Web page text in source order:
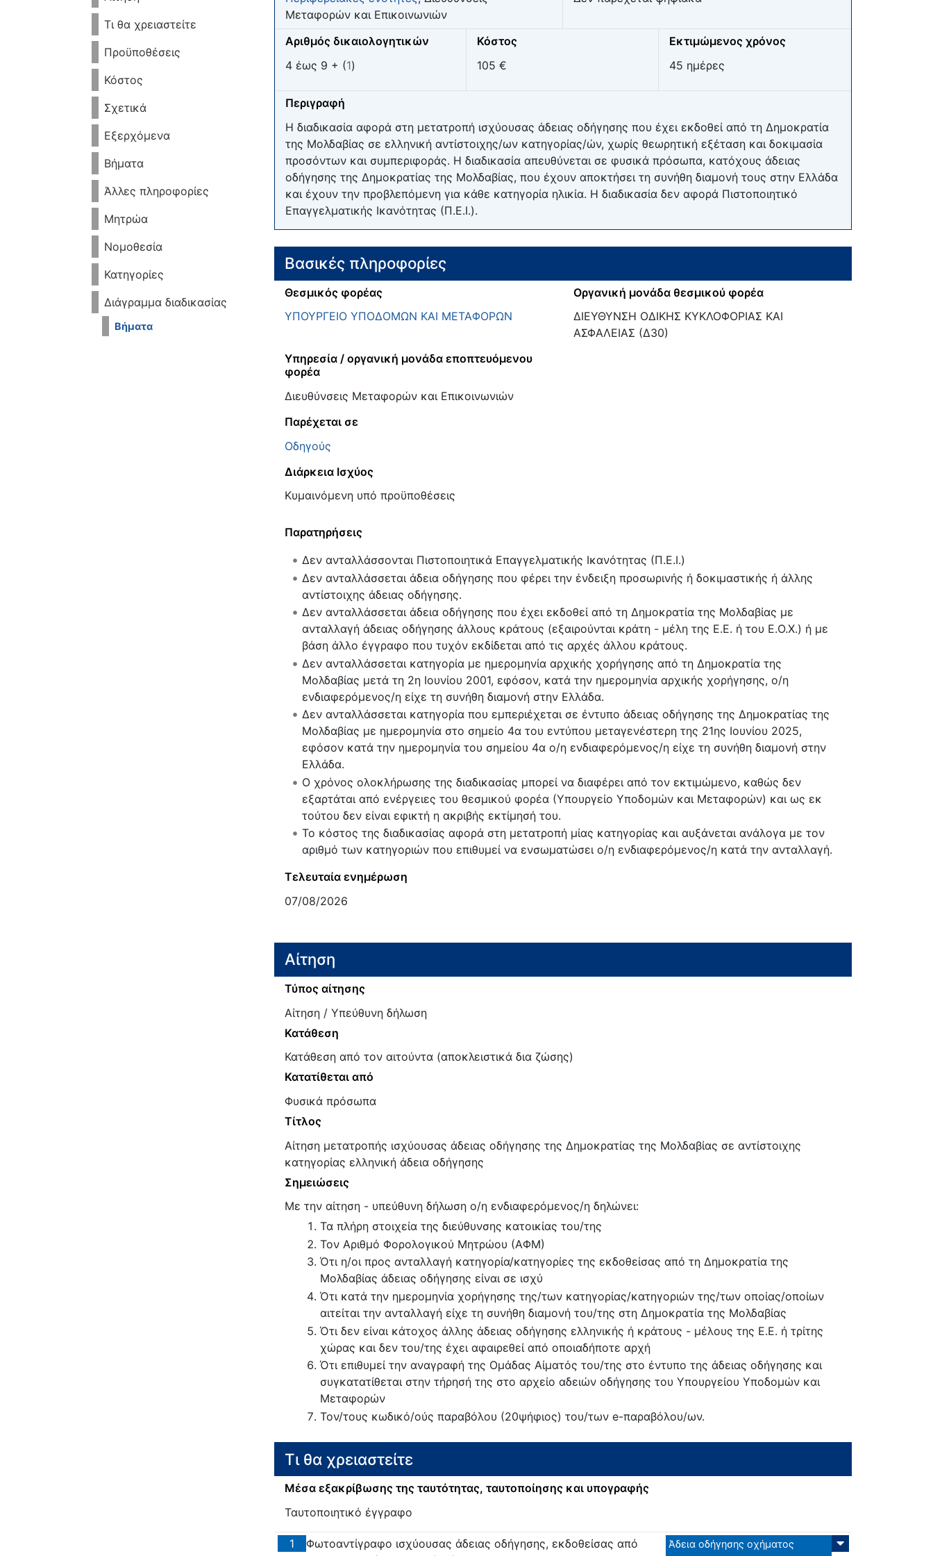
Τι θα χρειαστείτε
Προϋποθέσεις
Κόστος
Σχετικά
Εξερχόμενα
Βήματα
Άλλες πληροφορίες
Μητρώα
Νομοθεσία
Κατηγορίες
Διάγραμμα διαδικασίας
Βήματα
Μεταφορών και Επικοινωνιών
Αριθμός δικαιολογητικών
4 έως 9 + (1)
Κόστος
105 €
Εκτιμώμενος χρόνος
45 ημέρες
Περιγραφή
Η διαδικασία αφορά στη μετατροπή ισχύουσας άδειας οδήγησης που έχει εκδοθεί από τη Δημοκρατία
της Μολδαβίας σε ελληνική αντίστοιχης/ων κατηγορίας/ών, χωρίς θεωρητική εξέταση και δοκιμασία
προσόντων και συμπεριφοράς. Η διαδικασία απευθύνεται σε φυσικά πρόσωπα, κατόχους άδειας
οδήγησης της Δημοκρατίας της Μολδαβίας, που έχουν αποκτήσει τη συνήθη διαμονή τους στην Ελλάδα
και έχουν την προβλεπόμενη για κάθε κατηγορία ηλικία. Η διαδικασία δεν αφορά Πιστοποιητικό
Επαγγελματικής Ικανότητας (Π.Ε.Ι.).
Βασικές πληροφορίες
Θεσμικός φορέας
ΥΠΟΥΡΓΕΙΟ ΥΠΟΔΟΜΩΝ ΚΑΙ ΜΕΤΑΦΟΡΩΝ
Οργανική μονάδα θεσμικού φορέα
ΔΙΕΥΘΥΝΣΗ ΟΔΙΚΗΣ ΚΥΚΛΟΦΟΡΙΑΣ ΚΑΙ
ΑΣΦΑΛΕΙΑΣ (Δ30)
Υπηρεσία / οργανική μονάδα εποπτευόμενου
φορέα
Διευθύνσεις Μεταφορών και Επικοινωνιών
Παρέχεται σε
Οδηγούς
Διάρκεια Ισχύος
Κυμαινόμενη υπό προϋποθέσεις
Παρατηρήσεις
Δεν ανταλλάσσονται Πιστοποιητικά Επαγγελματικής Ικανότητας (Π.Ε.Ι.)
Δεν ανταλλάσσεται άδεια οδήγησης που φέρει την ένδειξη προσωρινής ή δοκιμαστικής ή άλλης
αντίστοιχης άδειας οδήγησης.
Δεν ανταλλάσσεται άδεια οδήγησης που έχει εκδοθεί από τη Δημοκρατία της Μολδαβίας με
ανταλλαγή άδειας οδήγησης άλλους κράτους (εξαιρούνται κράτη - μέλη της Ε.Ε. ή του Ε.Ο.Χ.) ή με
βάση άλλο έγγραφο που τυχόν εκδίδεται από τις αρχές άλλου κράτους.
Δεν ανταλλάσσεται κατηγορία με ημερομηνία αρχικής χορήγησης από τη Δημοκρατία της
Μολδαβίας μετά τη 2η Ιουνίου 2001, εφόσον, κατά την ημερομηνία αρχικής χορήγησης, ο/η
ενδιαφερόμενος/η είχε τη συνήθη διαμονή στην Ελλάδα.
Δεν ανταλλάσσεται κατηγορία που εμπεριέχεται σε έντυπο άδειας οδήγησης της Δημοκρατίας της
Μολδαβίας με ημερομηνία στο σημείο 4α του εντύπου μεταγενέστερη της 21ης Ιουνίου 2025,
εφόσον κατά την ημερομηνία του σημείου 4α ο/η ενδιαφερόμενος/η είχε τη συνήθη διαμονή στην
Ελλάδα.
Ο χρόνος ολοκλήρωσης της διαδικασίας μπορεί να διαφέρει από τον εκτιμώμενο, καθώς δεν
εξαρτάται από ενέργειες του θεσμικού φορέα (Υπουργείο Υποδομών και Μεταφορών) και ως εκ
τούτου δεν είναι εφικτή η ακριβής εκτίμησή του.
Το κόστος της διαδικασίας αφορά στη μετατροπή μίας κατηγορίας και αυξάνεται ανάλογα με τον
αριθμό των κατηγοριών που επιθυμεί να ενσωματώσει ο/η ενδιαφερόμενος/η κατά την ανταλλαγή.
Τελευταία ενημέρωση
07/08/2026
Αίτηση
Τύπος αίτησης
Αίτηση / Υπεύθυνη δήλωση
Κατάθεση
Κατάθεση από τον αιτούντα (αποκλειστικά δια ζώσης)
Κατατίθεται από
Φυσικά πρόσωπα
Τίτλος
Αίτηση μετατροπής ισχύουσας άδειας οδήγησης της Δημοκρατίας της Μολδαβίας σε αντίστοιχης
κατηγορίας ελληνική άδεια οδήγησης
Σημειώσεις
Με την αίτηση - υπεύθυνη δήλωση ο/η ενδιαφερόμενος/η δηλώνει:
Τα πλήρη στοιχεία της διεύθυνσης κατοικίας του/της
Τον Αριθμό Φορολογικού Μητρώου (ΑΦΜ)
Ότι η/οι προς ανταλλαγή κατηγορία/κατηγορίες της εκδοθείσας από τη Δημοκρατία της
Μολδαβίας άδειας οδήγησης είναι σε ισχύ
Ότι κατά την ημερομηνία χορήγησης της/των κατηγορίας/κατηγοριών της/των οποίας/οποίων
αιτείται την ανταλλαγή είχε τη συνήθη διαμονή του/της στη Δημοκρατία της Μολδαβίας
Ότι δεν είναι κάτοχος άλλης άδειας οδήγησης ελληνικής ή κράτους - μέλους της Ε.Ε. ή τρίτης
χώρας και δεν του/της έχει αφαιρεθεί από οποιαδήποτε αρχή
Ότι επιθυμεί την αναγραφή της Ομάδας Αίματός του/της στο έντυπο της άδειας οδήγησης και
συγκατατίθεται στην τήρησή της στο αρχείο αδειών οδήγησης του Υπουργείου Υποδομών και
Μεταφορών
Τον/τους κωδικό/ούς παραβόλου (20ψήφιος) του/των e-παραβόλου/ων.
Τι θα χρειαστείτε
Μέσα εξακρίβωσης της ταυτότητας, ταυτοποίησης και υπογραφής
Ταυτοποιητικό έγγραφο
1
Φωτοαντίγραφο ισχύουσας άδειας οδήγησης, εκδοθείσας από
Άδεια οδήγησης οχήματος